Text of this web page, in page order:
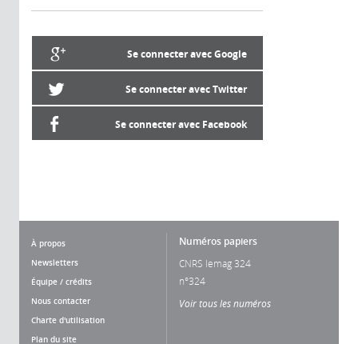
Se connecter avec Google
Se connecter avec Twitter
Se connecter avec Facebook
À propos
Newsletters
Équipe / crédits
Nous contacter
Charte d'utilisation
Plan du site
Numéros papiers
CNRS lemag 324
n°324
Voir tous les numéros